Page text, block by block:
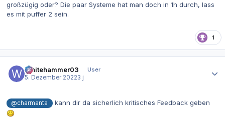
großzügig oder? Die paar Systeme hat man doch in 1h durch, lass
es mit puffer 2 sein.
1
Whitehammer03
User
5. Dezember 20223 j
@charmanta kann dir da sicherlich kritisches Feedback geben